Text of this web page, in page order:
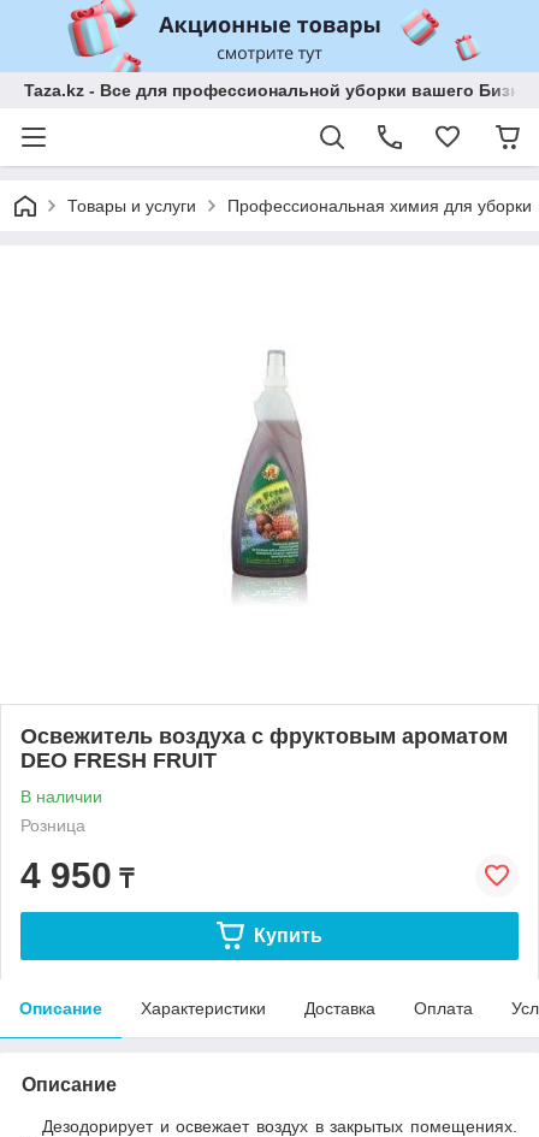
Taza.kz - Все для профессиональной уборки вашего
Товары и услуги Профессиональная химия для уборки
Освежитель воздуха с фруктовым ароматом
DEO FRESH FRUIT
В наличии
Розница
4 950 ₸
Купить
Описание Характеристики Доставка Оплата
Описание
Дезодорирует и освежает воздух в закрытых помещениях.